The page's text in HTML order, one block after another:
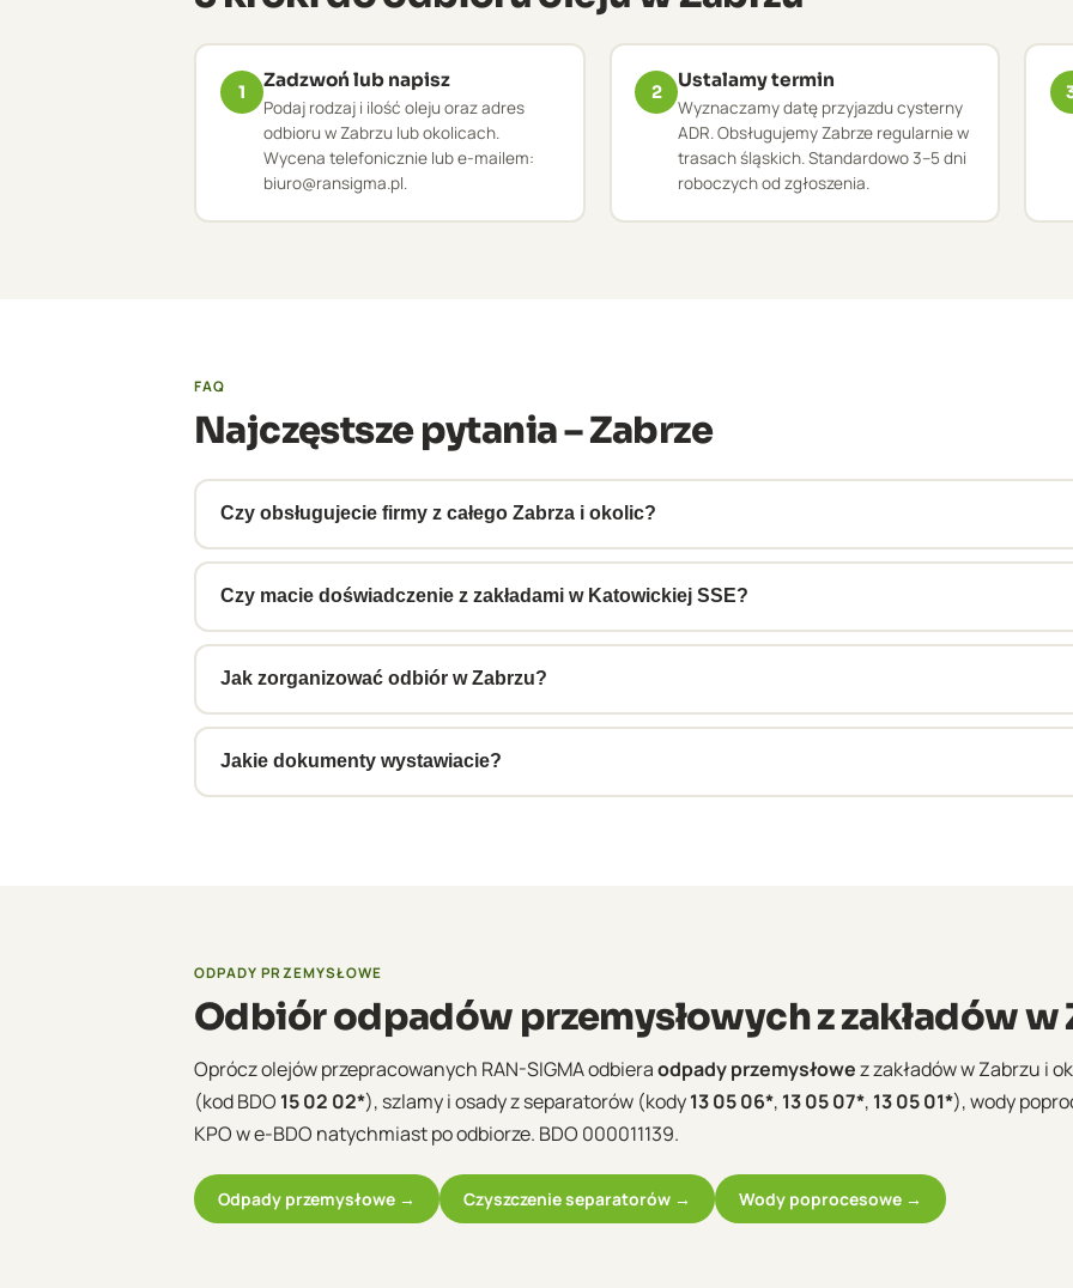
1
Zadzwoń lub napisz
Podaj rodzaj i ilość oleju oraz adres
odbioru w Zabrzu lub okolicach.
Wycena telefonicznie lub e-mailem:
biuro@ransigma.pl.
2
Ustalamy termin
Wyznaczamy datę przyjazdu cysterny
ADR. Obsługujemy Zabrze regularnie w
trasach śląskich. Standardowo 3–5 dni
roboczych od zgłoszenia.
FAQ
Najczęstsze pytania – Zabrze
Czy obsługujecie firmy z całego Zabrza i okolic?
Tak. Zabrze jest regularnym przystankiem na naszych trasach śląskich obejmujących Gliwice,
możliwe i ekonomiczne.
Czy macie doświadczenie z zakładami w Katowickiej SSE?
Tak. Obsługujemy liczne zakłady zlokalizowane w strefie ekonomicznej – zapewniamy
korporacyjnymi.
Jak zorganizować odbiór w Zabrzu?
Zadzwoń na 74 840 21 91 lub napisz na biuro@ransigma.pl. Podaj rodzaj i ilość oleju – wycenimy i
Jakie dokumenty wystawiacie?
ODPADY PRZEMYSŁOWE
Odbiór odpadów przemysłowych z zakładów w
Oprócz olejów przepracowanych RAN-SIGMA odbieraodpady przemysłowez zakładów w Zabrzu i
(kod BDO 15 02 02*), szlamy i osady z separatorów (kody13 05 06*, 13 05 07*, 13 05 01*), wody
KPO w e-BDO natychmiast po odbiorze. BDO 000011139.
Odpady przemysłowe → Czyszczenie separatorów → Wody poprocesowe →